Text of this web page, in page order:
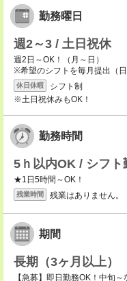
勤務曜日
週2～3 / 土日祝休
週2日～OK！（月～日）
※希望のシフトを毎月提出（
休日休暇
シフト制
※土日祝休みもOK！
勤務時間
5ｈ以内OK / シフト
★1日5時間～OK！
残業時間 残業はありません。
期間
長期（3ヶ月以上）
【急募】即日勤務OK！中旬